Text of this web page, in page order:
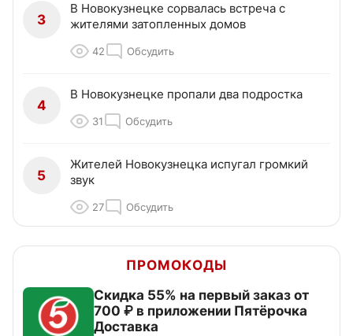
3
В Новокузнецке сорвалась встреча с
жителями затопленных домов
42 Обсудить
4
В Новокузнецке пропали два подростка
31 Обсудить
5
Жителей Новокузнецка испугал громкий
звук
27 Обсудить
ПРОМОКОДЫ
Скидка 55% на первый заказ от
700 ₽ в приложении Пятёрочка
Доставка